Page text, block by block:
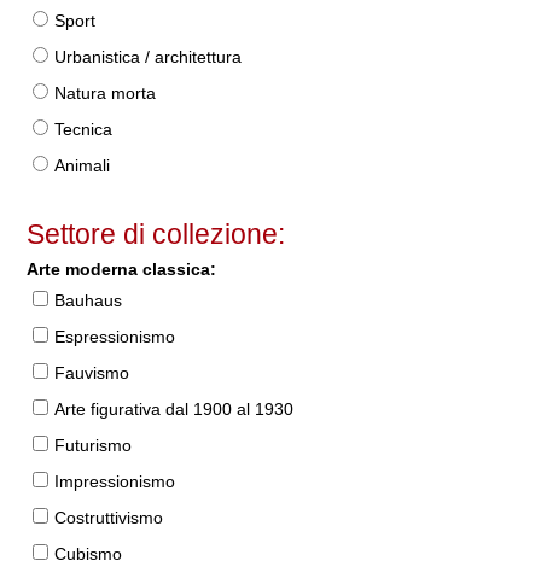
Sport
Urbanistica / architettura
Natura morta
Tecnica
Animali
Settore di collezione:
Arte moderna classica:
Bauhaus
Espressionismo
Fauvismo
Arte figurativa dal 1900 al 1930
Futurismo
Impressionismo
Costruttivismo
Cubismo